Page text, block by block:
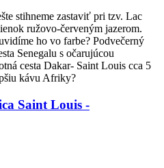
stihneme zastaviť pri tzv. Lac
ružovo-červeným jazerom.
ho vo farbe? Podvečerný
Senegalu s očarujúcou
cesta Dakar- Saint Louis cca 5
kávu Afriky?
Saint Louis -